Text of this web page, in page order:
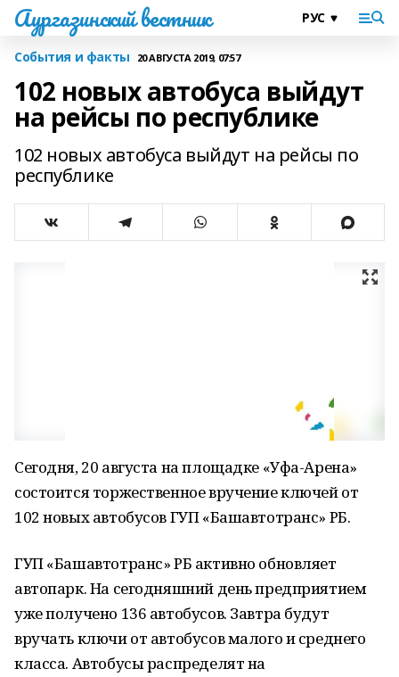
Аургазинский вестник
События и факты 20 АВГУСТА 2019, 07:57
102 новых автобуса выйдут
на рейсы по республике
102 новых автобуса выйдут на рейсы по
республике
Сегодня, 20 августа на площадке «Уфа-Арена»
состоится торжественное вручение ключей от
102 новых автобусов ГУП «Башавтотранс» РБ.
ГУП «Башавтотранс» РБ активно обновляет
автопарк. На сегодняшний день предприятием
уже получено 136 автобусов. Завтра будут
вручать ключи от автобусов малого и среднего
класса. Автобусы распределят на